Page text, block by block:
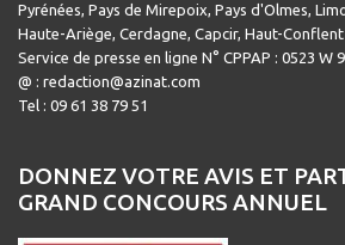
Pyrénées, Pays de Mirepoix, Pays d'Olmes,
Haute-Ariège, Cerdagne, Capcir, Haut-Conflent
Service de presse en ligne N° CPPAP : 0523 W
@ : redaction@azinat.com
Tel : 09 61 38 79 51
DONNEZ VOTRE AVIS ET
GRAND CONCOURS ANNUEL